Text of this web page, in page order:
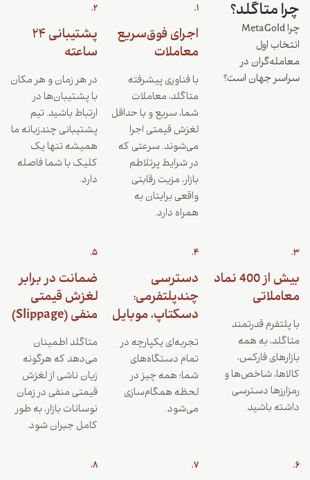
چرا متاگلد؟
چرا MetaGold
انتخاب اول
معامله‌گران در
سراسر جهان است؟
1.
اجرای فوق‌سریع
معاملات
با فناوری پیشرفته
متاگلد، معاملات
شما، سریع و با حداقل
لغزش قیمتی اجرا
می‌شوند. سرعتی که
در شرایط پرتلاطم
بازار، مزیت رقابتی
واقعی برایتان به
همراه دارد.
2.
پشتیبانی ۲۴
ساعته
در هر زمان و هر مکان
با پشتیبان‌ها در
ارتباط باشید. تیم
پشتیبانی چندزبانه ما
همیشه تنها یک
کلیک با شما فاصله
دارد.
3.
بیش از 400 نماد
معاملاتی
با پلتفرم قدرتمند
متاگلد، به همه
بازارهای فارکس،
کالاها، شاخص‌ها و
رمزارزها دسترسی
داشته باشید.
4.
دسترسی
چندپلتفرمی:
دسکتاپ، موبایل
تجربه‌ای یکپارچه در
تمام دستگاه‌های
شما؛ همه چیز در
لحظه همگام‌سازی
می‌شود.
5.
ضمانت در برابر
لغزش قیمتی
منفی (Slippage)
متاگلد اطمینان
می‌دهد که هرگونه
زیان ناشی از لغزش
قیمتی منفی در زمان
نوسانات بازار، به طور
کامل جبران شود.
6.
7.
8.